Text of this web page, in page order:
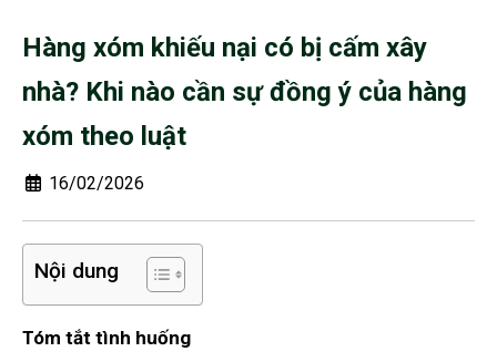
Hàng xóm khiếu nại có bị cấm xây
nhà? Khi nào cần sự đồng ý của hàng
xóm theo luật
16/02/2026
Nội dung
Tóm tắt tình huống